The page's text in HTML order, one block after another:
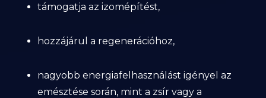
támogatja az izomépítést,
hozzájárul a regenerációhoz,
nagyobb energiafelhasználást igényel az
emésztése során, mint a zsír vagy a